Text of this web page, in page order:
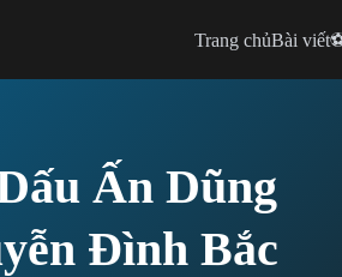
Trang chủBài viết
Ấn Dũng
Đình Bắc